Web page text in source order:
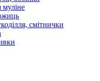
муліне
смітнички